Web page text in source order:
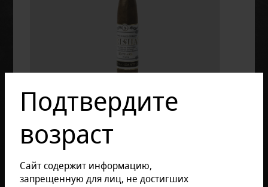
Подтвердите
возраст
Сайт содержит информацию,
запрещенную для лиц, не достигших